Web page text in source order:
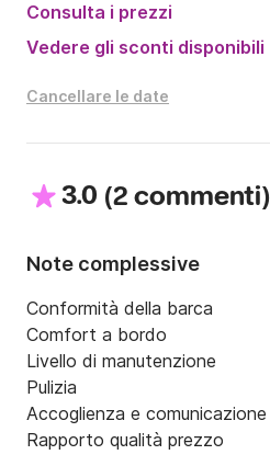
Consulta i prezzi
Vedere gli sconti disponibili
Cancellare le date
3.0 (2 commenti)
Note complessive
Conformità della barca
Comfort a bordo
Livello di manutenzione
Pulizia
Accoglienza e comunicazione
Rapporto qualità prezzo